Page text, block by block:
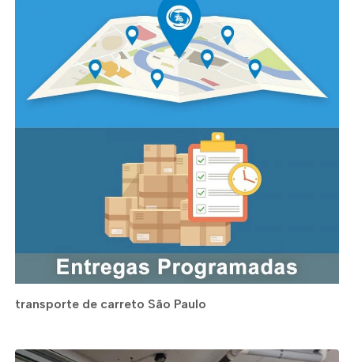
transporte de carreto São Paulo